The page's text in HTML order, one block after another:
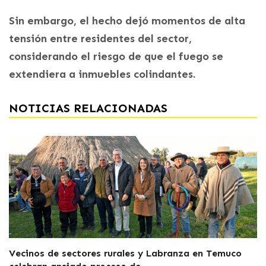
Sin embargo, el hecho dejó momentos de alta
tensión entre residentes del sector,
considerando el riesgo de que el fuego se
extendiera a inmuebles colindantes.
NOTICIAS RELACIONADAS
Vecinos de sectores rurales y Labranza en Temuco